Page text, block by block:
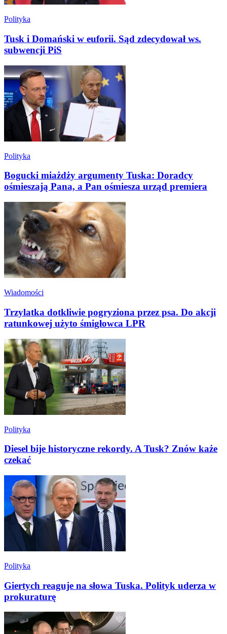
Polityka
Tusk i Domański w euforii. Sąd zdecydował ws.
subwencji PiS
Polityka
Bogucki miażdży argumenty Tuska: Doradcy
ośmieszają Pana, a Pan ośmiesza urząd premiera
Wiadomości
Trzylatka dotkliwie pogryziona przez psa. Do akcji
ratunkowej użyto śmigłowca LPR
Polityka
Diesel bije historyczne rekordy. A Tusk? Znów każe
czekać
Polityka
Giertych reaguje na słowa Tuska. Polityk uderza w
prokuraturę